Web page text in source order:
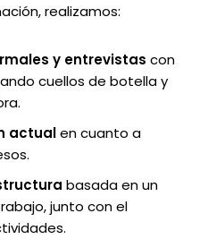
realizamos:
y entrevistas con
cuellos de botella y
actualen cuanto a
basada en un
junto con el